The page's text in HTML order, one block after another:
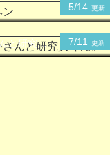
5/14 更新
と研究員
7/11 更新